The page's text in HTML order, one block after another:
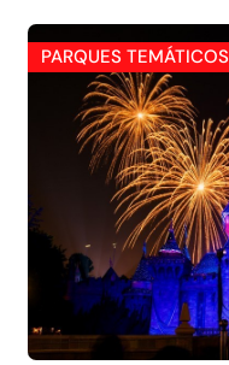
PARQUES TEMÁTICOS